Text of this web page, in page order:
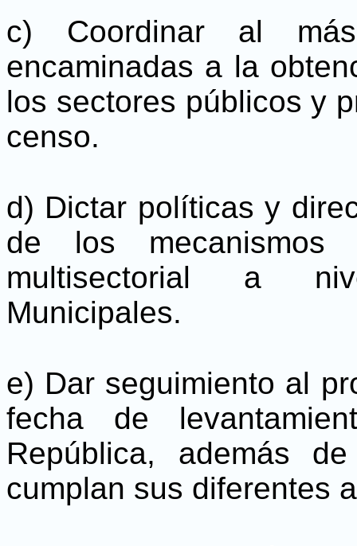
c) Coordinar al
encaminadas a la
los sectores públicos y
censo.
d) Dictar políticas y
de los mecanismos
multisectorial a
Municipales.
e) Dar seguimiento al
fecha de
República, además
cumplan sus diferentes